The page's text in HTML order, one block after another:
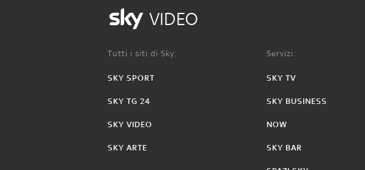
VIDEO
Tutti i siti di Sky:
SKY SPORT
SKY TG 24
SKY VIDEO
SKY ARTE
Servizi:
SKY TV
SKY BUSINESS
NOW
SKY BAR